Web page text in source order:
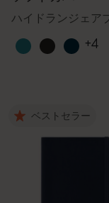
ハイドランジェア
+4
ベストセラー